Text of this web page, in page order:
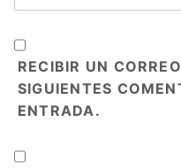
RECIBIR UN
SIGUIENTES
ENTRADA.